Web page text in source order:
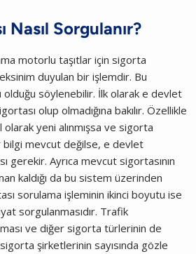
Nasıl Sorgulanır?
motorlu taşıtlar için sigorta
duyulan bir işlemdir. Bu
olduğu söylenebilir. İlk olarak e devlet
olup olmadığına bakılır. Özellikle
yeni alınmışsa ve sigorta
bilgi mevcut değilse, e devlet
gerekir. Ayrıca mevcut sigortasının
kaldığı da bu sistem üzerinden
sorulama işleminin ikinci boyutu ise
sorgulanmasıdır. Trafik
ve diğer sigorta türlerinin de
şirketlerinin sayısında gözle